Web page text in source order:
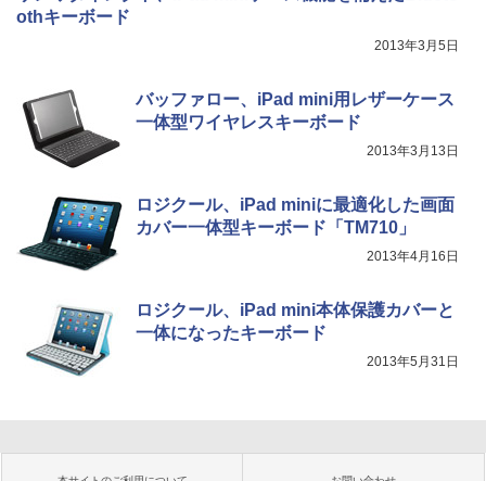
othキーボード
2013年3月5日
バッファロー、iPad mini用レザーケース
一体型ワイヤレスキーボード
2013年3月13日
ロジクール、iPad miniに最適化した画面
カバー一体型キーボード「TM710」
2013年4月16日
ロジクール、iPad mini本体保護カバーと
一体になったキーボード
2013年5月31日